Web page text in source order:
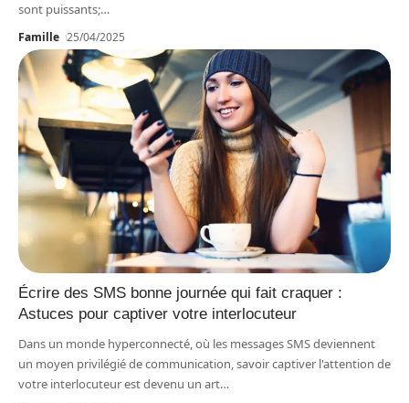
sont puissants;…
Famille 25/04/2025
Écrire des SMS bonne journée qui fait craquer :
Astuces pour captiver votre interlocuteur
Dans un monde hyperconnecté, où les messages SMS deviennent
un moyen privilégié de communication, savoir captiver l'attention de
votre interlocuteur est devenu un art…